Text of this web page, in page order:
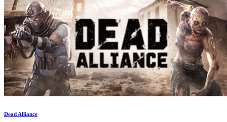
Dead Alliance